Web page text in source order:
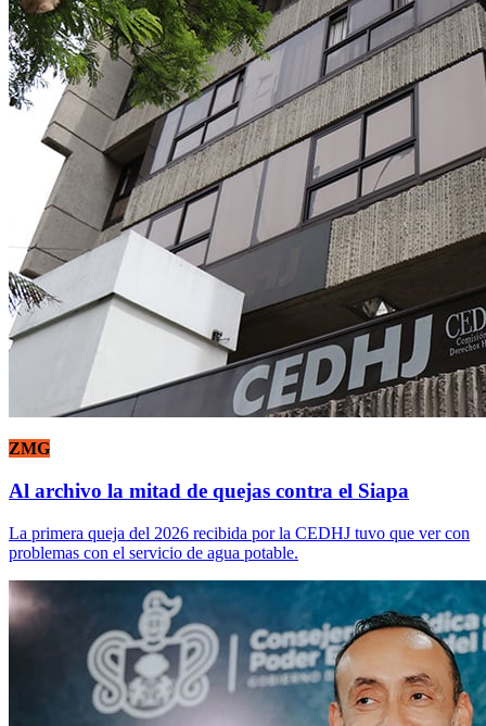
ZMG
Al archivo la mitad de quejas contra el Siapa
La primera queja del 2026 recibida por la CEDHJ tuvo que ver con
problemas con el servicio de agua potable.